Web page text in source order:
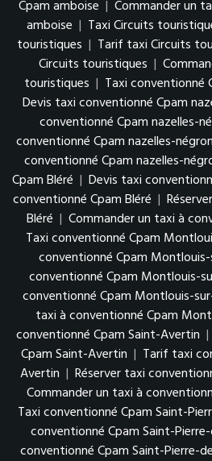
Cpam amboise | Commander un
amboise | Taxi Circuits
touristiques | Tarif taxi Circuits
Circuits touristiques |
touristiques | Taxi conventionné
Devis taxi conventionné Cpam
conventionné Cpam nazelles-
conventionné Cpam nazelles-négron
conventionné Cpam nazelles-
Cpam Bléré | Devis taxi
conventionné Cpam Bléré |
Bléré | Commander un taxi à
Taxi conventionné Cpam
conventionné Cpam
conventionné Cpam Montlouis-
conventionné Cpam Montlouis-
taxi à conventionné Cpam
conventionné Cpam Saint-Avertin |
Cpam Saint-Avertin | Tarif taxi
Avertin | Réserver taxi
Commander un taxi à
Taxi conventionné Cpam Saint-
conventionné Cpam Saint-
conventionné Cpam Saint-Pierre-